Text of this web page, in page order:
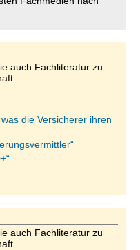
auch Fachliteratur zu
die Versicherer ihren
auch Fachliteratur zu